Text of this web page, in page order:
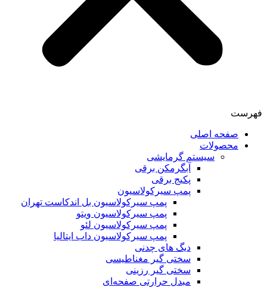
فهرست
صفحه اصلی
محصولات
سیستم گرمایشی
آبگرمکن برقی
پکیج برقی
پمپ سیرکولاسیون
پمپ سیرکولاسیون بل اندکاست تهران
پمپ سیرکولاسیون ویتو
پمپ سیرکولاسیون لئو
پمپ سیرکولاسیون داب ایتالیا
دیگ های چدنی
سختی گیر مغناطیسی
سختی گیر رزینی
مبدل حرارتی صفحه‌ای